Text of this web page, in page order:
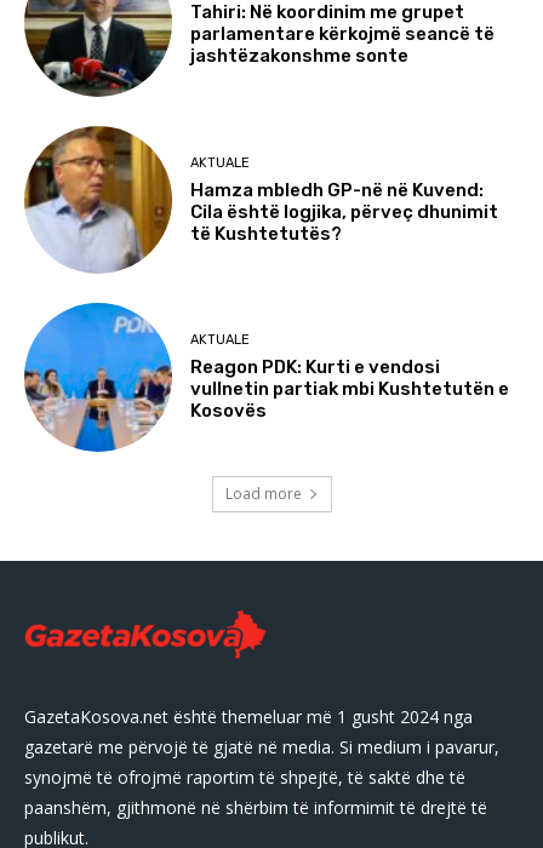
Tahiri: Në koordinim me grupet
parlamentare kërkojmë seancë të
jashtëzakonshme sonte
AKTUALE
Hamza mbledh GP-në në Kuvend:
Cila është logjika, përveç dhunimit
të Kushtetutës?
AKTUALE
Reagon PDK: Kurti e vendosi
vullnetin partiak mbi Kushtetutën e
Kosovës
Load more
GazetaKosova.net është themeluar më 1 gusht 2024 nga
gazetarë me përvojë të gjatë në media. Si medium i pavarur,
synojmë të ofrojmë raportim të shpejtë, të saktë dhe të
paanshëm, gjithmonë në shërbim të informimit të drejtë të
publikut.